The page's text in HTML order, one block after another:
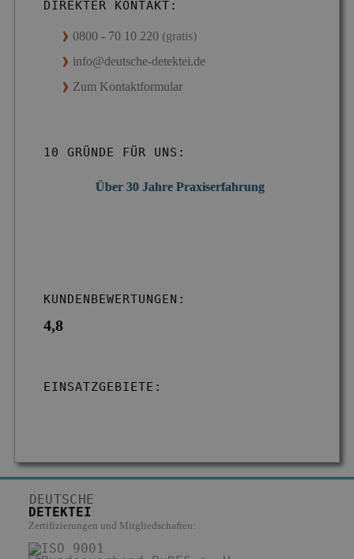
DIREKTER KONTAKT:
0800 - 70 10 220 (gratis)
info@deutsche-detektei.de
Zum Kontaktformular
10 GRÜNDE FÜR UNS:
Über 30 Jahre Praxiserfahrung
KUNDENBEWERTUNGEN:
4,8
EINSATZGEBIETE:
DEUTSCHE
DETEKTEI
Zertifizierungen und Mitgliedschaften: